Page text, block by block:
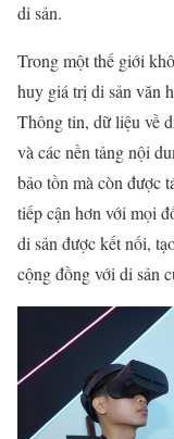
di sản.
Trong một thế giới
huy giá trị di sản văn
Thông tin, dữ liệu về
và các nền tảng nội
bảo tồn mà còn được
tiếp cận hơn với mọi
di sản được kết nối,
cộng đồng với di sản